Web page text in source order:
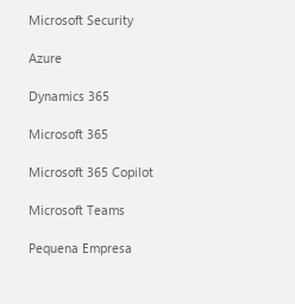
Microsoft Security
Azure
Dynamics 365
Microsoft 365
Microsoft 365 Copilot
Microsoft Teams
Pequena Empresa